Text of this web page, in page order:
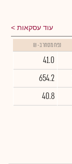
עוד עסקאות
נפח מסחר ב- ₪
41.0
654.2
40.8